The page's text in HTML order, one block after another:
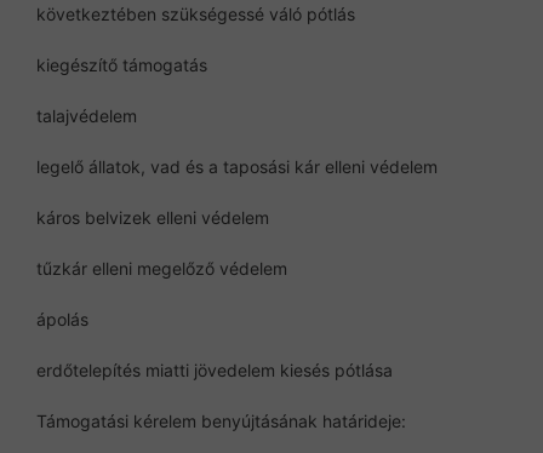
következtében szükségessé váló pótlás
kiegészítő támogatás
talajvédelem
legelő állatok, vad és a taposási kár elleni védelem
káros belvizek elleni védelem
tűzkár elleni megelőző védelem
ápolás
erdőtelepítés miatti jövedelem kiesés pótlása
Támogatási kérelem benyújtásának határideje: